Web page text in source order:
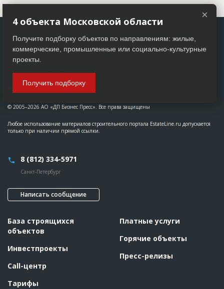
© 2005–2026 АО «ДП Бизнес Пресс». Все права защищены
Любое использование материалов строительного портала EstateLine.ru допускается
только при наличии прямой ссылки.
8 (812) 334-5971
Санкт-Петербург
Написать сообщение
База строящихся
объектов
Инвестпроекты
Call-центр
Тарифы
Платные услуги
Горячие объекты
Пресс-релизы
×
4 объекта Московской области
Получите подборку объектов по направлениям: жилые,
коммерческие, промышленные или социально-культурные
проекты.
Получить подборку